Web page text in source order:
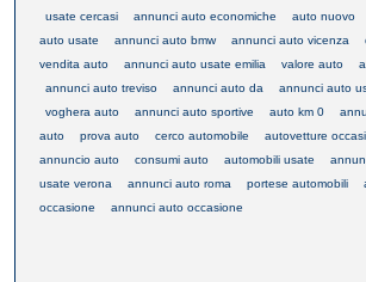
usate cercasi
annunci auto economiche auto nuovo
auto usate
annunci auto bmw annunci auto vicenza
vendita auto
annunci auto usate emilia valore auto
annunci auto treviso
annunci auto da annunci auto
voghera auto
annunci auto sportive auto km 0
auto
prova auto cerco automobile autovetture
annuncio auto
consumi auto automobili usate
usate verona
annunci auto roma portese automobili
occasione
annunci auto occasione